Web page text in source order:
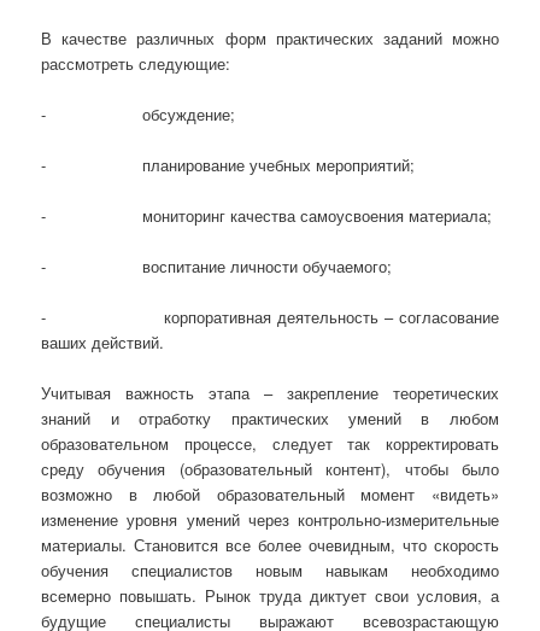
В качестве различных форм практических заданий можно
рассмотреть следующие:
- обсуждение;
- планирование учебных мероприятий;
- мониторинг качества самоусвоения материала;
- воспитание личности обучаемого;
- корпоративная деятельность – согласование
ваших действий.
Учитывая важность этапа – закрепление теоретических
знаний и отработку практических умений в любом
образовательном процессе, следует так корректировать
среду обучения (образовательный контент), чтобы было
возможно в любой образовательный момент «видеть»
изменение уровня умений через контрольно-измерительные
материалы. Становится все более очевидным, что скорость
обучения специалистов новым навыкам необходимо
всемерно повышать. Рынок труда диктует свои условия, а
будущие специалисты выражают всевозрастающую